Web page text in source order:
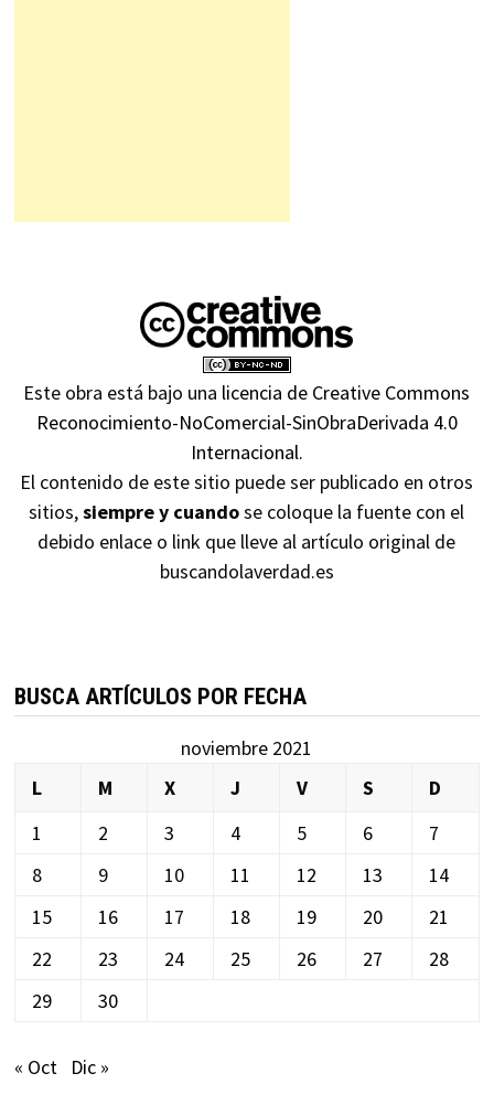
Este obra está bajo una licencia de Creative Commons
Reconocimiento-NoComercial-SinObraDerivada 4.0
Internacional.
El contenido de este sitio puede ser publicado en otros
sitios,siempre y cuandose coloque la fuente con el
debido enlace o link que lleve al artículo original de
buscandolaverdad.es
BUSCA ARTÍCULOS POR FECHA
noviembre 2021
L
M X J V S
D
1
2 3 4 5 6
7
8
9 10 11 12 13
14
15
16 17 18 19 20
21
22
23 24 25 26 27
28
29
30
« Oct Dic »